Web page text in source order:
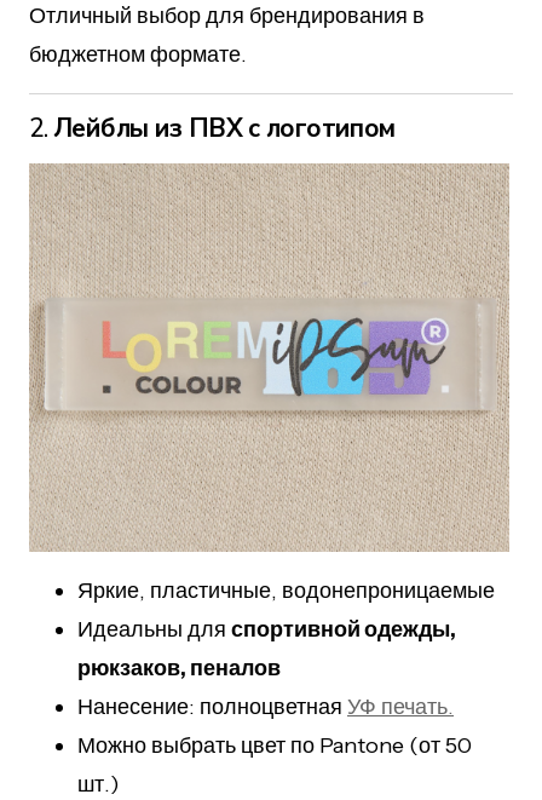
Отличный выбор для брендирования в
бюджетном формате.
2.Лейблы из ПВХ с логотипом
Яркие, пластичные, водонепроницаемые
Идеальны для спортивной одежды,
рюкзаков, пеналов
Нанесение: полноцветная УФ печать.
Можно выбрать цвет по Pantone (от 50
шт.)